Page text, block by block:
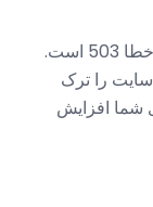
صادقانه بگویم این به احتمال زیاد "ثابت" برای خطا 503 است.
سایت را ترک
شما افزایش